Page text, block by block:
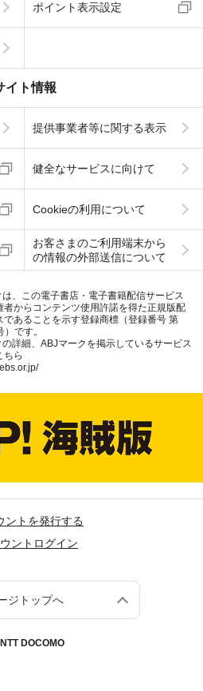
ポイント表示設定
イト情報
提供事業者等に関する表示
健全なサービスに向けて
Cookieの利用について
お客さまのご利用端末から
の情報の外部送信について
、この電子書店・電子書籍配信サービス
者からコンテンツ使用許諾を得た正規版配
であることを示す登録商標（登録番号 第
です。
詳細、ABJマークを掲示しているサービス
ちら
ントを発行する
ントログイン
ジトップへ
DOCOMO